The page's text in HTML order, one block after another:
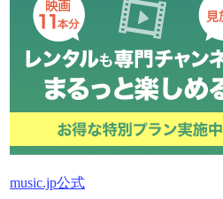
music.jp公式